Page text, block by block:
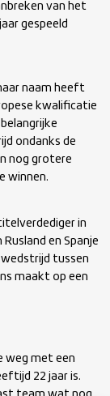
van het
gespeeld
naam heeft
kwalificatie
ondanks de
nog grotere
winnen.
in
en Spanje
tussen
maakt op een
weg met een
22 jaar is.